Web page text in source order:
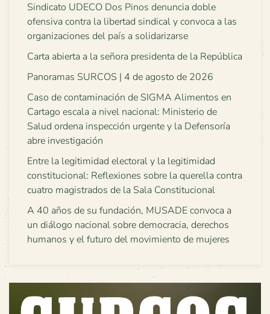
Sindicato UDECO Dos Pinos denuncia doble
ofensiva contra la libertad sindical y convoca a las
organizaciones del país a solidarizarse
Carta abierta a la señora presidenta de la República
Panoramas SURCOS | 4 de agosto de 2026
Caso de contaminación de SIGMA Alimentos en
Cartago escala a nivel nacional: Ministerio de
Salud ordena inspección urgente y la Defensoría
abre investigación
Entre la legitimidad electoral y la legitimidad
constitucional: Reflexiones sobre la querella contra
cuatro magistrados de la Sala Constitucional
A 40 años de su fundación, MUSADE convoca a
un diálogo nacional sobre democracia, derechos
humanos y el futuro del movimiento de mujeres